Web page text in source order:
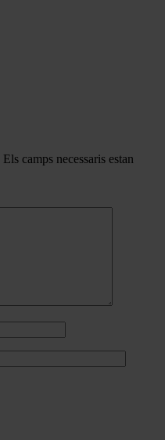
Els camps necessaris estan